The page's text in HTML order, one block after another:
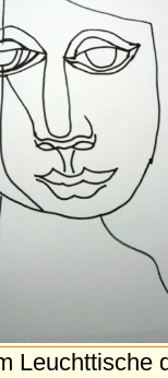
Leuchttische